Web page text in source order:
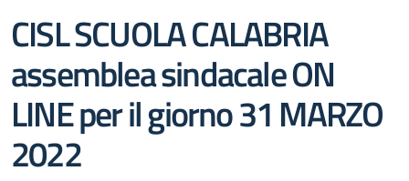
CISL SCUOLA CALABRIA
assemblea sindacale ON
LINE per il giorno 31 MARZO
2022